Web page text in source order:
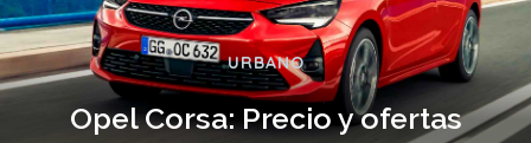
URBANO
Opel Corsa: Precio y ofertas